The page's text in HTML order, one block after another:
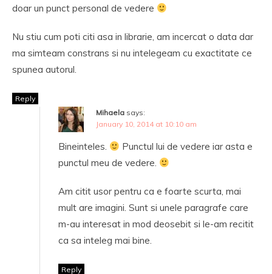
doar un punct personal de vedere
Nu stiu cum poti citi asa in librarie, am incercat o data dar
ma simteam constrans si nu intelegeam cu exactitate ce
spunea autorul.
Reply
Mihaela says:
January 10, 2014 at 10:10 am
Bineinteles.
Punctul lui de vedere iar asta e
punctul meu de vedere.
Am citit usor pentru ca e foarte scurta, mai
mult are imagini. Sunt si unele paragrafe care
m-au interesat in mod deosebit si le-am recitit
ca sa inteleg mai bine.
Reply